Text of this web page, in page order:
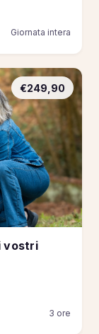
Giornata intera
€249,90
vostri
3 ore